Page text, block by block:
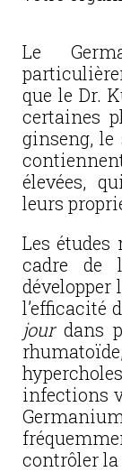
Le
que le Dr.
certaines
ginseng, le
élevées,
leurs
Les études
cadre de
développer
l’efficacité
jourdans
infections
contrôler la